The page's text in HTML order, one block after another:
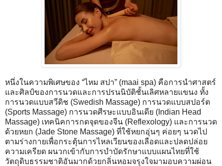
หนึ่งในความพิเศษของ “ไหม สปา” (maai spa) คือการนำศาสตร์
และศิลป์ของการนวดและการปรนนิบัติชั้นเลิศหลายแขนง ทั้ง
การนวดแบบสวีดิช (Swedish Massage) การนวดแบบสปอร์ต
(Sports Massage) การนวดศีรษะแบบอินเดีย (Indian Head
Massage) เทคนิคการกดจุดของจีน (Reflexology) และการนวด
ด้วยหยก (Jade Stone Massage) ที่ใช้หยกอุ่นๆ ค่อยๆ นวดไป
ตามร่างกายเพื่อกระตุ้นการไหลเวียนของเลือดและปลดปล่อย
ความเครียด ผนวกเข้ากับการบำบัดรักษาแบบแผนไทยที่ใช้
วัตถุดิบธรรมชาติอันมากด้วยกลิ่นหอมจรุงใจมามอบความผ่อน